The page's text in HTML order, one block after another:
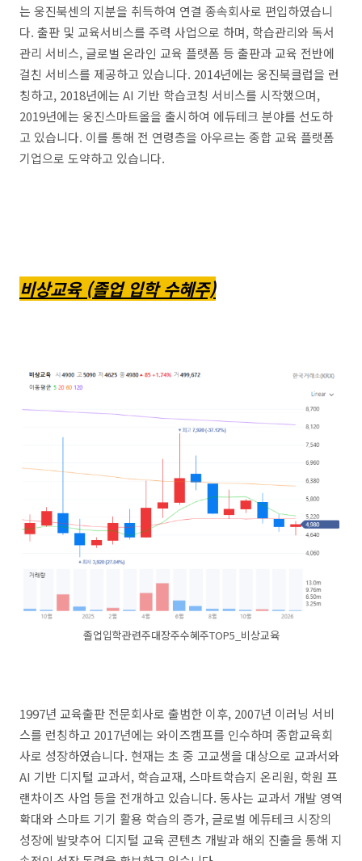
는 웅진북센의 지분을 취득하여 연결 종속회사로 편입하였습니
다. 출판 및 교육서비스를 주력 사업으로 하며, 학습관리와 독서
관리 서비스, 글로벌 온라인 교육 플랫폼 등 출판과 교육 전반에
걸친 서비스를 제공하고 있습니다. 2014년에는 웅진북클럽을 런
칭하고, 2018년에는 AI 기반 학습코칭 서비스를 시작했으며,
2019년에는 웅진스마트올을 출시하여 에듀테크 분야를 선도하
고 있습니다. 이를 통해 전 연령층을 아우르는 종합 교육 플랫폼
기업으로 도약하고 있습니다.
비상교육 (졸업 입학 수혜주)
졸업입학관련주대장주수혜주TOP5_비상교육
1997년 교육출판 전문회사로 출범한 이후, 2007년 이러닝 서비
스를 런칭하고 2017년에는 와이즈캠프를 인수하며 종합교육회
사로 성장하였습니다. 현재는 초 중 고교생을 대상으로 교과서와
AI 기반 디지털 교과서, 학습교재, 스마트학습지 온리원, 학원 프
랜차이즈 사업 등을 전개하고 있습니다. 동사는 교과서 개발 영역
확대와 스마트 기기 활용 학습의 증가, 글로벌 에듀테크 시장의
성장에 발맞추어 디지털 교육 콘텐츠 개발과 해외 진출을 통해 지